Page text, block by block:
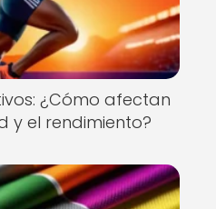
¿Cómo afectan
y el rendimiento?